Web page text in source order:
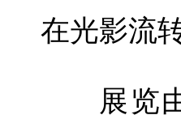
在光影流
展览